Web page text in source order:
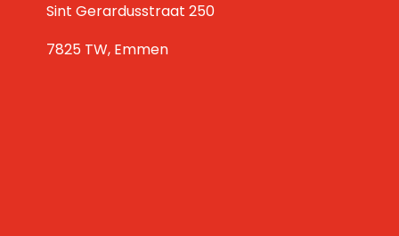
Sint Gerardusstraat 250
7825 TW, Emmen